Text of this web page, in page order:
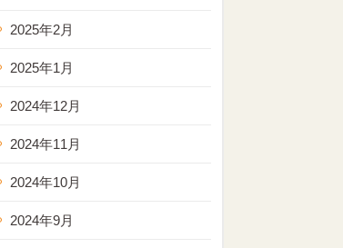
2025年2月
2025年1月
2024年12月
2024年11月
2024年10月
2024年9月